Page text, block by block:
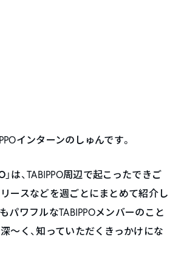
インターンのしゅんです。
」は、TABIPPO周辺で起こったできご
リースなどを週ごとにまとめて紹介し
パワフルなTABIPPOメンバーのこと
〜く、知っていただくきっかけにな